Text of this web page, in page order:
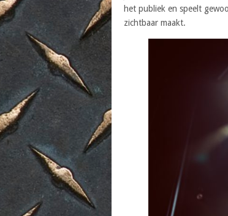
het publiek en speelt
zichtbaar maakt.